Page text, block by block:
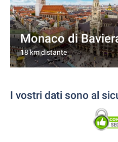
Monaco di
18 km distante
I vostri dati sono al